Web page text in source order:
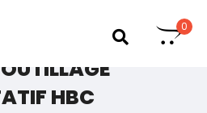
0
HBC